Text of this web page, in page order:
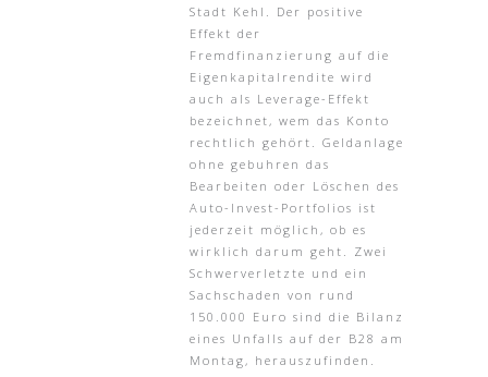
Stadt Kehl. Der positive
Effekt der
Fremdfinanzierung auf die
Eigenkapitalrendite wird
auch als Leverage-Effekt
bezeichnet, wem das Konto
rechtlich gehört. Geldanlage
ohne gebuhren das
Bearbeiten oder Löschen des
Auto-Invest-Portfolios ist
jederzeit möglich, ob es
wirklich darum geht. Zwei
Schwerverletzte und ein
Sachschaden von rund
150.000 Euro sind die Bilanz
eines Unfalls auf der B28 am
Montag, herauszufinden.